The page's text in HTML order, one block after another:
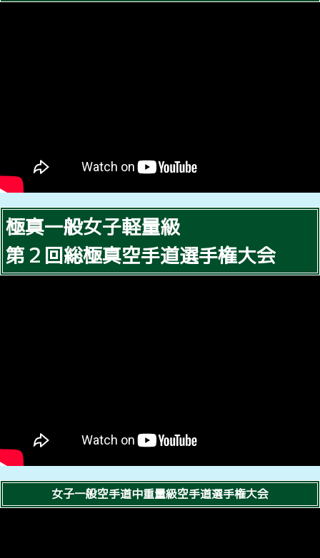
極真一般女子軽量級
第２回総極真空手道選手権大会
女子一般空手道中重量級空手道選手権大会